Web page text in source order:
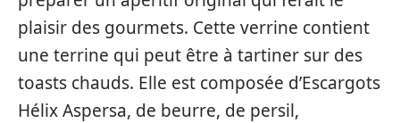
plaisir des gourmets. Cette verrine contient
une terrine qui peut être à tartiner sur des
toasts chauds. Elle est composée d’Escargots
Hélix Aspersa, de beurre, de persil,